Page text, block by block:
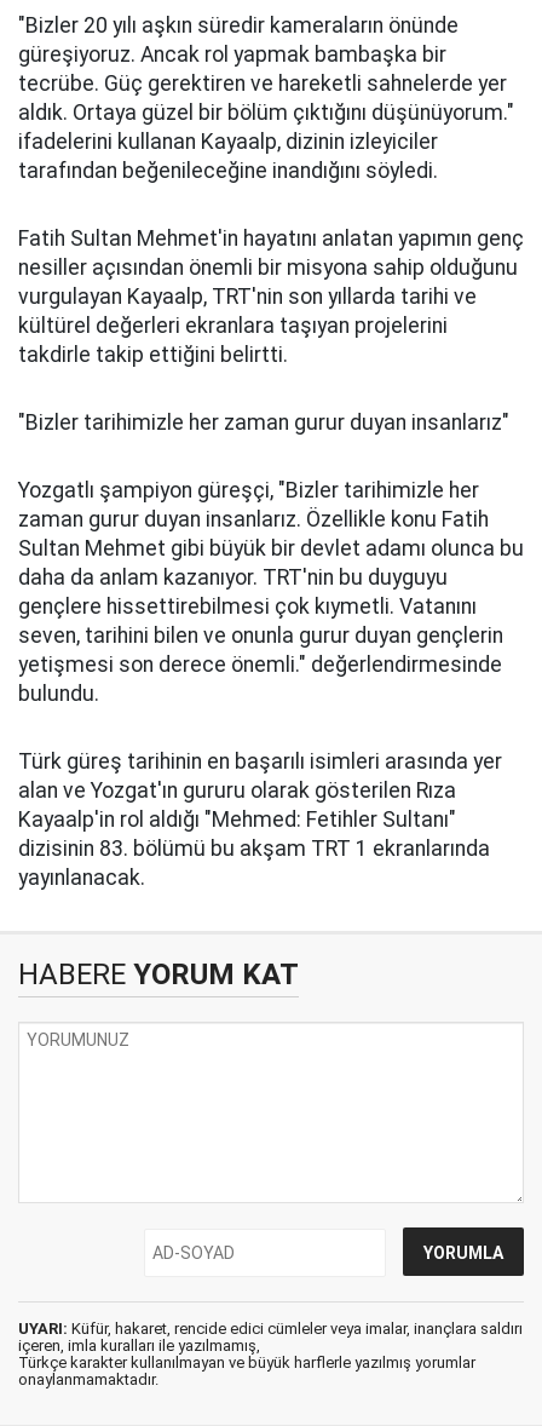
"Bizler 20 yılı aşkın süredir kameraların önünde
güreşiyoruz. Ancak rol yapmak bambaşka bir
tecrübe. Güç gerektiren ve hareketli sahnelerde yer
aldık. Ortaya güzel bir bölüm çıktığını düşünüyorum."
ifadelerini kullanan Kayaalp, dizinin izleyiciler
tarafından beğenileceğine inandığını söyledi.
Fatih Sultan Mehmet'in hayatını anlatan yapımın genç
nesiller açısından önemli bir misyona sahip olduğunu
vurgulayan Kayaalp, TRT'nin son yıllarda tarihi ve
kültürel değerleri ekranlara taşıyan projelerini
takdirle takip ettiğini belirtti.
"Bizler tarihimizle her zaman gurur duyan insanlarız"
Yozgatlı şampiyon güreşçi, "Bizler tarihimizle her
zaman gurur duyan insanlarız. Özellikle konu Fatih
Sultan Mehmet gibi büyük bir devlet adamı olunca bu
daha da anlam kazanıyor. TRT'nin bu duyguyu
gençlere hissettirebilmesi çok kıymetli. Vatanını
seven, tarihini bilen ve onunla gurur duyan gençlerin
yetişmesi son derece önemli." değerlendirmesinde
bulundu.
Türk güreş tarihinin en başarılı isimleri arasında yer
alan ve Yozgat'ın gururu olarak gösterilen Rıza
Kayaalp'in rol aldığı "Mehmed: Fetihler Sultanı"
dizisinin 83. bölümü bu akşam TRT 1 ekranlarında
yayınlanacak.
HABERE YORUM KAT
UYARI: Küfür, hakaret, rencide edici cümleler veya imalar, inançlara saldırı
içeren, imla kuralları ile yazılmamış,
Türkçe karakter kullanılmayan ve büyük harflerle yazılmış yorumlar
onaylanmamaktadır.